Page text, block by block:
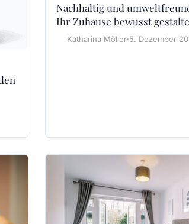
Nachhaltig und
Ihr Zuhause bewusst
Katharina Möller·5. Dezember